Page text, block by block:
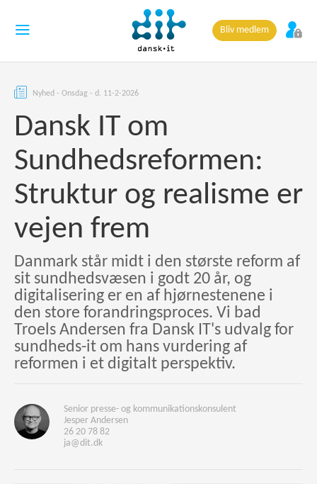
Bliv medlem
Nyhed - Onsdag - d. 11-2-2026
Dansk IT om
Sundhedsreformen:
Struktur og realisme er
vejen frem
Danmark står midt i den største reform af
sit sundhedsvæsen i godt 20 år, og
digitalisering er en af hjørnestenene i
den store forandringsproces. Vi bad
Troels Andersen fra Dansk IT's udvalg for
sundheds-it om hans vurdering af
reformen i et digitalt perspektiv.
Senior presse- og kommunikationskonsulent
Jesper Andersen
26 20 78 82
ja@dit.dk